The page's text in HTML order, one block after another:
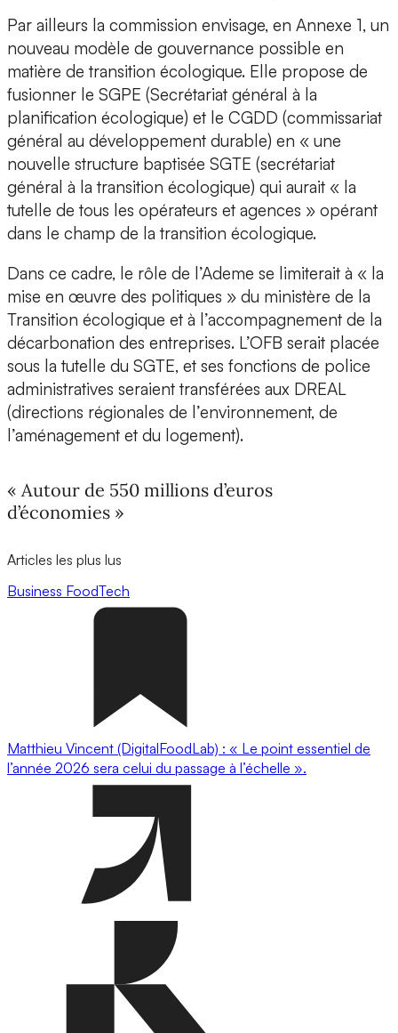
Par ailleurs la commission envisage, en Annexe 1, un
nouveau modèle de gouvernance possible en
matière de transition écologique. Elle propose de
fusionner le SGPE (Secrétariat général à la
planification écologique) et le CGDD (commissariat
général au développement durable) en « une
nouvelle structure baptisée SGTE (secrétariat
général à la transition écologique) qui aurait « la
tutelle de tous les opérateurs et agences » opérant
dans le champ de la transition écologique.
Dans ce cadre, le rôle de l’Ademe se limiterait à « la
mise en œuvre des politiques » du ministère de la
Transition écologique et à l’accompagnement de la
décarbonation des entreprises. L’OFB serait placée
sous la tutelle du SGTE, et ses fonctions de police
administratives seraient transférées aux DREAL
(directions régionales de l’environnement, de
l’aménagement et du logement).
« Autour de 550 millions d’euros
d’économies »
Articles les plus lus
Business FoodTech
Matthieu Vincent (DigitalFoodLab) : « Le point essentiel de
l’année 2026 sera celui du passage à l’échelle ».